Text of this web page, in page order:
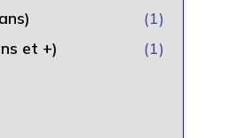
(1)
et +)
(1)